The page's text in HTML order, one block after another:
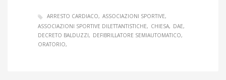
ARRESTO CARDIACO
ASSOCIAZIONI SPORTIVE
ASSOCIAZIONI SPORTIVE DILETTANTISTICHE
CHIESA
DAE
DECRETO BALDUZZI
DEFIBRILLATORE SEMIAUTOMATICO
ORATORIO